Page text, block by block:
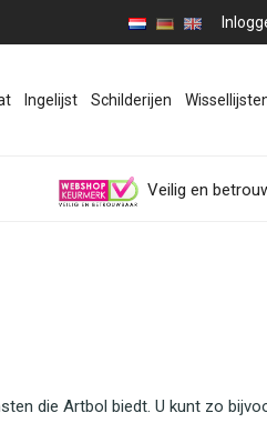
Ingelijst Schilderijen
Veilig en
die Artbol biedt. U kunt zo